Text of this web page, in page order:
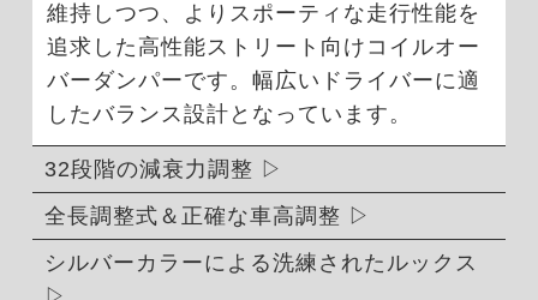
維持しつつ、よりスポーティな走行性能を
追求した高性能ストリート向けコイルオー
バーダンパーです。幅広いドライバーに適
したバランス設計となっています。
32段階の減衰力調整
全長調整式＆正確な車高調整
シルバーカラーによる洗練されたルックス